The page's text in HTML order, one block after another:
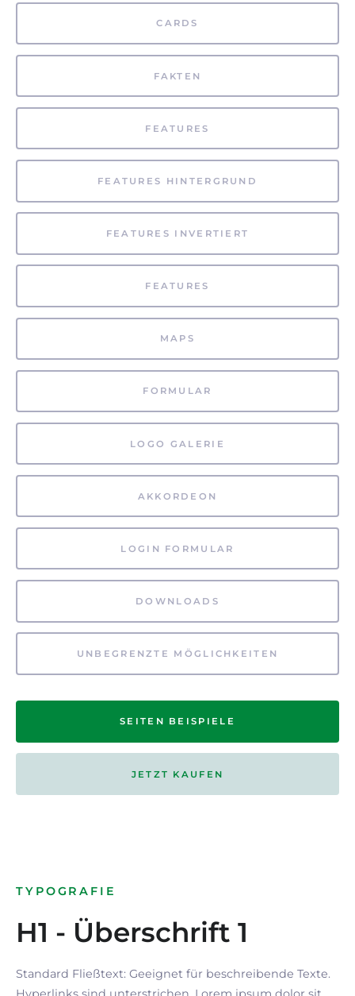
CARDS
FAKTEN
FEATURES
FEATURES HINTERGRUND
FEATURES INVERTIERT
FEATURES
MAPS
FORMULAR
LOGO GALERIE
AKKORDEON
LOGIN FORMULAR
DOWNLOADS
UNBEGRENZTE MÖGLICHKEITEN
SEITEN BEISPIELE
JETZT KAUFEN
TYPOGRAFIE
H1 - Überschrift 1
Standard Fließtext: Geeignet für beschreibende Texte.